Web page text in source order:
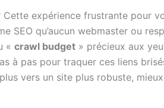
Cette expérience frustrante pour
SEO qu’aucun webmaster ou
« crawl budget » précieux aux
à pas pour traquer ces liens
vers un site plus robuste,